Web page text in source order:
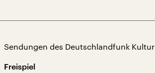
Sendungen des Deutschlandfunk Kultur
Freispiel